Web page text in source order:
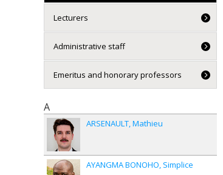
Lecturers
Administrative staff
Emeritus and honorary professors
A
ARSENAULT Mathieu
AYANGMA BONOHO Simplice